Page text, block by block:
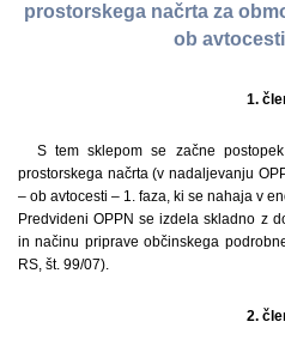
prostorskega načrta za
ob
1.
S tem sklepom se začne
prostorskega načrta (v nadaljevanju
– ob avtocesti – 1. faza, ki se nahaja v
Predvideni OPPN se izdela skladno z
in načinu priprave občinskega
RS, št. 99/07).
2.